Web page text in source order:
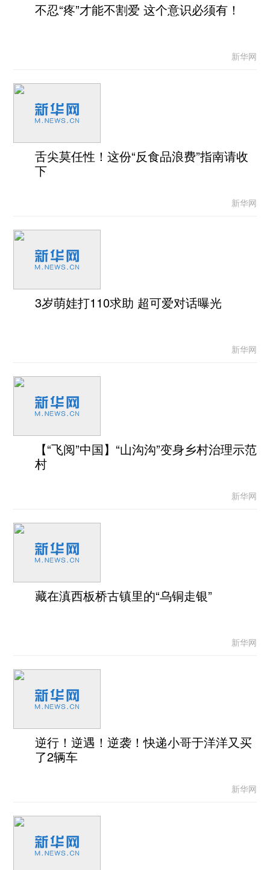
不忍“疼”才能不割爱 这个意识必须有！
新华网
舌尖莫任性！这份“反食品浪费”指南请收
下
新华网
3岁萌娃打110求助 超可爱对话曝光
新华网
【“飞阅”中国】“山沟沟”变身乡村治理示范
村
新华网
藏在滇西板桥古镇里的“乌铜走银”
新华网
逆行！逆遇！逆袭！快递小哥于洋洋又买
了2辆车
新华网